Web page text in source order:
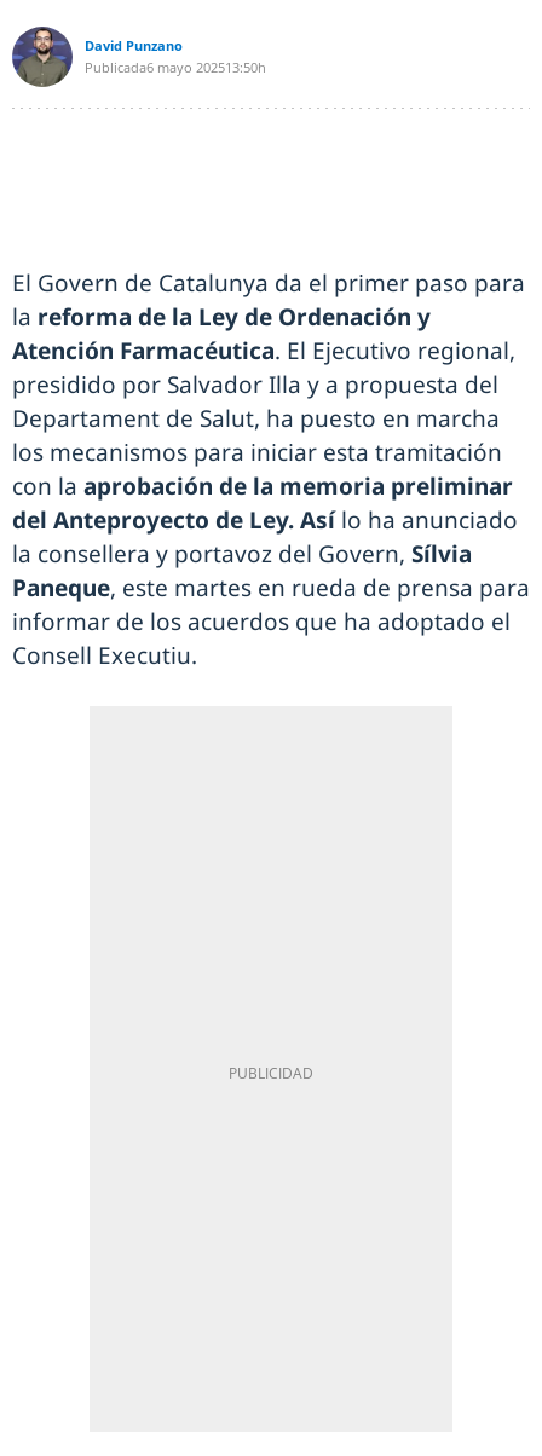
David Punzano
Publicada6 mayo 202513:50h
El Govern de Catalunya da el primer paso para
la reforma de la Ley de Ordenación y
Atención Farmacéutica. El Ejecutivo regional,
presidido por Salvador Illa y a propuesta del
Departament de Salut, ha puesto en marcha
los mecanismos para iniciar esta tramitación
con la aprobación de la memoria preliminar
del Anteproyecto de Ley. Asílo ha anunciado
la consellera y portavoz del Govern, Sílvia
Paneque, este martes en rueda de prensa para
informar de los acuerdos que ha adoptado el
Consell Executiu.